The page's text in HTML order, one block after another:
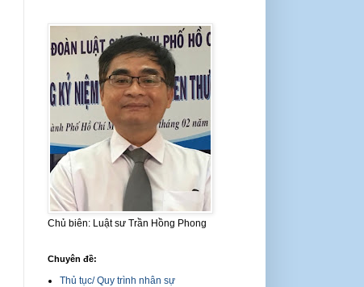
Chủ biên: Luật sư Trần Hồng Phong
Chuyên đề:
Thủ tục/ Quy trình nhân sự